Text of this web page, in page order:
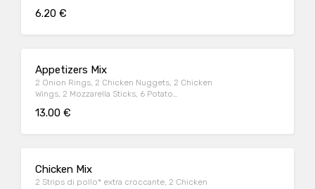
6.20 €
Appetizers Mix
2 Onion Rings, 2 Chicken Nuggets, 2 Chicken
Wings, 2 Mozzarella Sticks, 6 Potato
13.00 €
Chicken Mix
2 Strips di pollo* extra croccante, 2 Chicken